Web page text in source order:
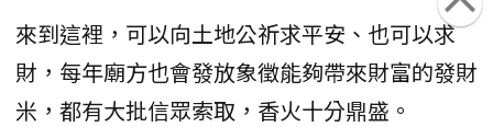
來到這裡，可以向土地公祈求平安、也可以求
財，每年廟方也會發放象徵能夠帶來財富的發財
米，都有大批信眾索取，香火十分鼎盛。